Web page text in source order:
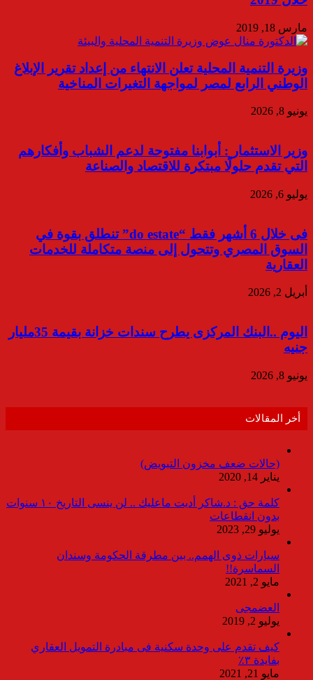
مارس 18, 2019
وزيرة التنمية المحلية تعلن الانتهاء من إعداد تقرير الإبلاغ
الوطني الرابع لمصر لمواجهة التغيرات المناخية
يونيو 8, 2026
وزير الاستثمار : أبوابنا مفتوحة لدعم الشباب وأفكارهم
التي تقدم حلولًا مبتكرة للاقتصاد والصناعة
يوليو 6, 2026
فى خلال 6 أشهر فقط “do estate” تنطلق بقوة في
السوق المصري وتتحول إلى منصة متكاملة للخدمات
العقارية
أبريل 2, 2026
اليوم ..البنك المركزى يطرح سندات خزانة بقيمة 35مليار
جنيه
يونيو 8, 2026
أخر المقالات
(حالات ضعف مخزون التبويض)
يناير 14, 2020
كلمة حق : د.شاكر أديت ماعليك .. لن ينسى التاريخ ١٠ سنوات
بدون انقطاعات
يوليو 29, 2023
سيارات ذوى الهمم.. بين مطرقة الحكومة وسندان
السماسرة!!
مايو 2, 2021
العضمجى
يوليو 2, 2019
كيف تقدم على وحدة سكنية فى مبادرة التمويل العقاري
بفايدة ٣٪
مايو 21, 2021